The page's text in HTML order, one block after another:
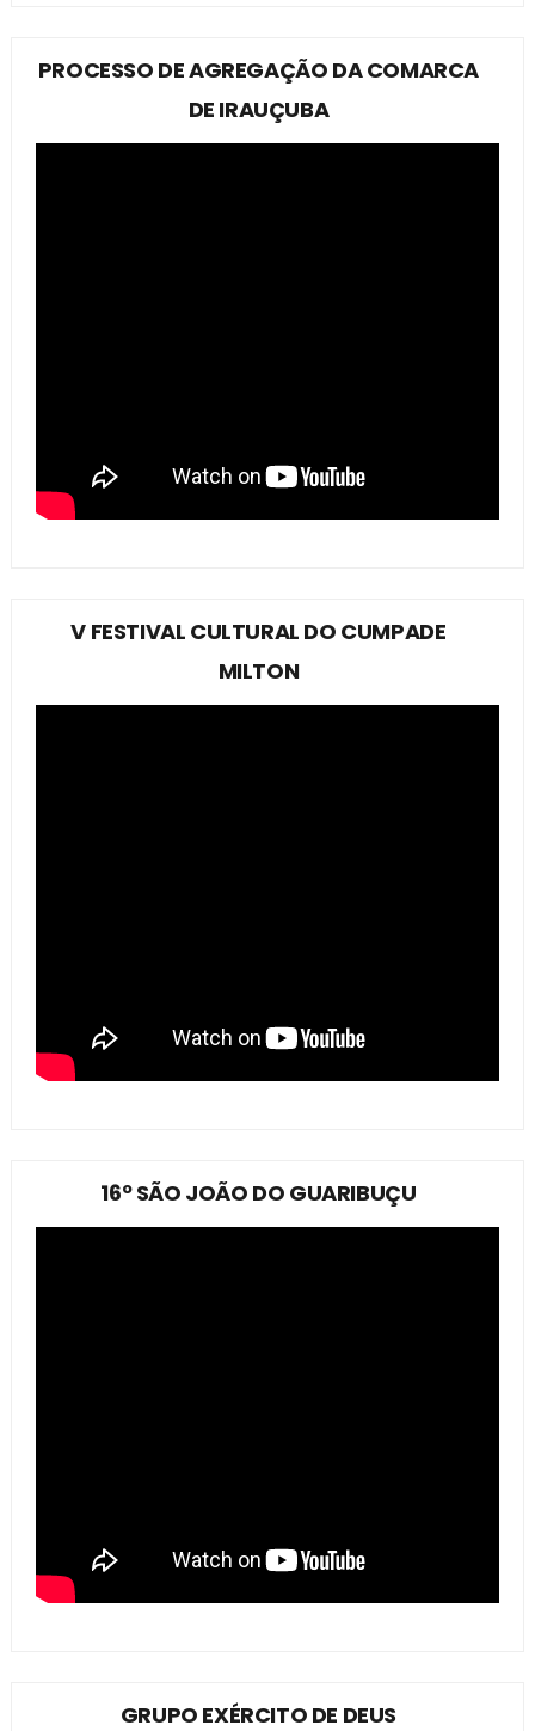
PROCESSO DE AGREGAÇÃO DA COMARCA
DE IRAUÇUBA
V FESTIVAL CULTURAL DO CUMPADE
MILTON
16º SÃO JOÃO DO GUARIBUÇU
GRUPO EXÉRCITO DE DEUS